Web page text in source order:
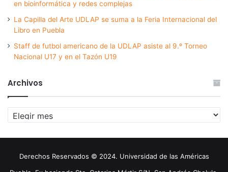
en bioinformática y redes complejas
La Capilla del Arte UDLAP se suma a la Feria Internacional del
Libro en Puebla
Staff de futbol americano de la UDLAP asiste al 9.º Torneo
Nacional U17 y en el Tazón U19
Archivos
Archivos
Derechos Reservados © 2024. Universidad de las Américas